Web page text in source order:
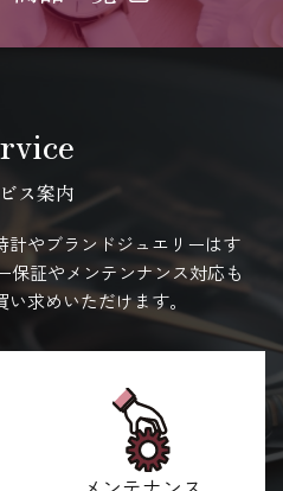
商品一覧
ビス案内
やブランドジュエリーはす
証やメンテンナンス対応も
い求めいただけます。